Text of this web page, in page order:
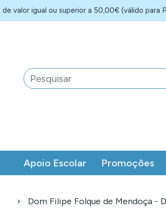
valor igual ou superior a 50,00€ (válido para
Apoio Escolar Promoções
Dom Filipe Folque de Mendoça -